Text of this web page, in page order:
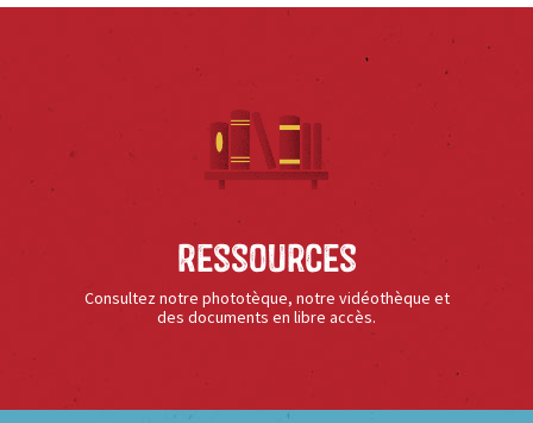
Ressources
Consultez notre phototèque, notre vidéothèque et
des documents en libre accès.